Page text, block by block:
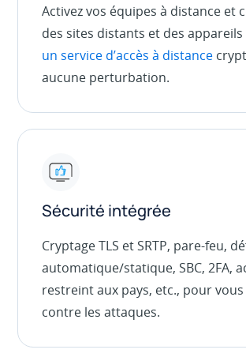
Activez vos équipes à distance et
des sites distants et des appareils
un service d’accès à distance
aucune perturbation.
Sécurité intégrée
Cryptage TLS et SRTP, pare-feu,
automatique/statique, SBC, 2FA,
restreint aux pays, etc., pour
contre les attaques.